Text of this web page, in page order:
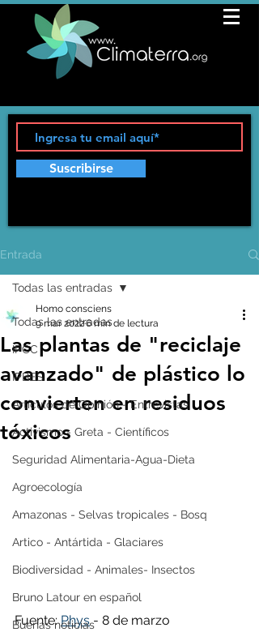
Suscribirse
Entrada
Todas las entradas
IPCC
IPBES
Artículos de Opinión - Entrevistas
Activismo - Greta - Científicos
Seguridad Alimentaria-Agua-Dieta
Agroecología
Amazonas - Selvas tropicales - Bosq
Artico - Antártida - Glaciares
Biodiversidad - Animales- Insectos
Bruno Latour en español
Buenas noticias
Todas las entradas
Las plantas de "reciclaje
avanzado" de plástico lo
convierten en residuos
tóxicos
Homo consciens
9 mar 20226 min de lectura
Fuente: Phys - 8 de marzo